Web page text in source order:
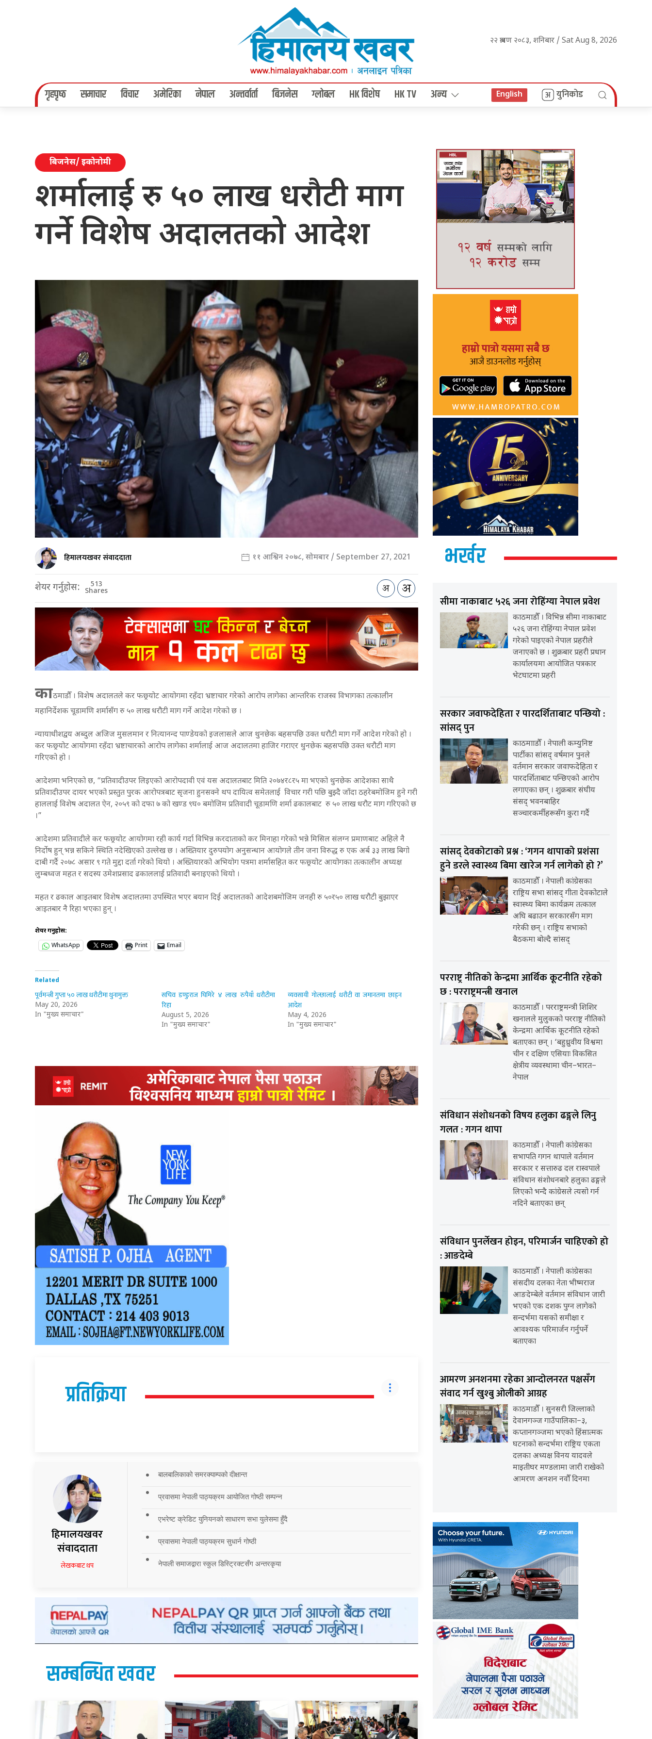
२२ श्रावण २०८३, शनिबार / Sat Aug 8, 2026
गृहपृष्‍ठ समाचार विचार अमेरिका नेपाल अन्तर्वार्ता बिजनेस ग्लोबल HK विशेष HK TV अन्य English युनिकोड
बिजनेस/ इकोनोमी
शर्मालाई रु ५० लाख धरौटी माग
गर्ने विशेष अदालतको आदेश
हिमालयखवर संवाददाता ११ आश्विन २०७८, सोमबार / September 27, 2021
शेयर गर्नुहोस: 513
Shares
काठमाडौँ । विशेष अदालतले कर फछ्र्योट आयोगमा रहँदा भ्रष्टाचार गरेको आरोप लागेका आन्तरिक राजस्व विभागका तत्कालीन
महानिर्देशक चूडामणि शर्मासँग रु ५० लाख धरौटी माग गर्ने आदेश गरेको छ ।
न्यायाधीशद्वय अब्दुल अजिज मुसलमान र नित्यानन्द पाण्डेयको इजलासले आज थुनछेक बहसपछि उक्त धरौटी माग गर्ने आदेश गरेको हो ।
कर फछ्र्योट आयोगमा रहँदा भ्रष्टाचारको आरोप लागेका शर्मालाई आज अदालतमा हाजिर गराएर थुनछेक बहसपछि उक्त धरौटी माग
गरिएको हो ।
आदेशमा भनिएको छ, “प्रतिवादीउपर लिइएको आरोपदावी एवं यस अदालतबाट मिति २०७४र८र५ मा भएको थुनछेक आदेशका साथै
प्रतिवादीउपर दायर भएको प्रस्तुत पुरक आरोपत्रबाट सृजना हुनसक्ने थप दायित्व समेतलाई विचार गरी पछि बुझ्दै जाँदा ठहरेबमोजिम हुने गरी
हाललाई विशेष अदालत ऐन, २०५९ को दफा ७ को खण्ड ९घ० बमोजिम प्रतिवादी चूडामणि शर्मा ढकालबाट रु ५० लाख धरौट माग गरिएको छ
।”
आदेशमा प्रतिवादीले कर फछ्र्योट आयोगमा रही कार्य गर्दा विभिन्न करदाताको कर मिनाहा गरेको भन्ने मिसिल संलग्न प्रमाणबाट अहिले नै
निर्दोष हुन् भन्न सकिने स्थिति नदेखिएको उल्लेख छ । अख्तियार दुरुपयोग अनुसन्धान आयोगले तीन जना विरुद्ध रु एक अर्ब ३३ लाख बिगो
दाबी गर्दै २०७८ असार ९ गते मुद्दा दर्ता गरेको थियो । अख्तियारको अभियोग पत्रमा शर्मासहित कर फछ्र्योट आयोगका तत्कालीन अध्यक्ष
लुम्बध्वज महत र सदस्य उमेशप्रसाद ढकाललाई प्रतिवादी बनाइएको थियो ।
महत र ढकाल आइतबार विशेष अदालतमा उपस्थित भएर बयान दिई अदालतको आदेशबमोजिम जनही रु ५०र५० लाख धरौटी बुझाएर
आइतबार नै रिहा भएका हुन् ।
शेयर गर्नुहोस:
WhatsApp
Print Email
Related
पूर्वमन्त्री गुप्ता ५० लाख धरौटीमा थुनामुक्त
May 20, 2026
In "मुख्य समाचार"
सचिव डण्डुराज घिमिरे ४ लाख रुपैयाँ धरौटीमा
रिहा
August 5, 2026
In "मुख्य समाचार"
व्यवसायी गोल्छालाई धरौटी वा जमानतमा छाड्न
आदेश
May 4, 2026
In "मुख्य समाचार"
प्रतिक्रिया
हिमालयखवर
संवाददाता
लेखकबाट थप
बालबालिकाको समरक्याम्पको दीक्षान्त
प्रवासमा नेपाली पाठ्यक्रम आयोजित गोष्ठी सम्पन्न
एभरेष्ट क्रेडिट युनियनको साधारण सभा युलेसमा हुँदै
प्रवासमा नेपाली पाठ्यक्रम सुधार्न गोष्ठी
नेपाली समाजद्वारा स्कुल डिस्ट्रिक्टसँग अन्तरकृया
सम्बन्धित खवर
भर्खर
सीमा नाकाबाट ५२६ जना रोहिंग्या नेपाल प्रवेश
काठमाडौँ । विभिन्न सीमा नाकाबाट
५२६ जना रोहिंग्या नेपाल प्रवेश
गरेको पाइएको नेपाल प्रहरीले
जनाएको छ । शुक्रबार प्रहरी प्रधान
कार्यालयमा आयोजित पत्रकार
भेटघाटमा प्रहरी
सरकार जवाफदेहिता र पारदर्शिताबाट पन्छियो :
सांसद् पुन
काठमााडौँ । नेपाली कम्युनिष्ट
पार्टीका सांसद् वर्षमान पुनले
वर्तमान सरकार जवाफदेहिता र
पारदर्शिताबाट पन्छिएको आरोप
लगाएका छन् । शुक्रबार संघीय
संसद् भवनबाहिर
सञ्चारकर्मीहरूसँग कुरा गर्दै
सांसद् देवकोटाको प्रश्न : ‘गगन थापाको प्रशंसा
हुने डरले स्वास्थ्य बिमा खारेज गर्न लागेको हो ?’
काठमाडौँ । नेपाली कांग्रेसका
राष्ट्रिय सभा सांसद् गीता देवकोटाले
स्वास्थ्य बिमा कार्यक्रम तत्काल
अघि बढाउन सरकारसँग माग
गरेकी छन् । राष्ट्रिय सभाको
बैठकमा बोल्दै सांसद्
परराष्ट्र नीतिको केन्द्रमा आर्थिक कूटनीति रहेको
छ : परराष्ट्रमन्त्री खनाल
काठमाडौँ । परराष्ट्रमन्त्री शिशिर
खनालले मुलुकको परराष्ट्र नीतिको
केन्द्रमा आर्थिक कूटनीति रहेको
बताएका छन् । ‘बहुध्रुवीय विश्वमा
चीन र दक्षिण एसियाः विकसित
क्षेत्रीय व्यवस्थामा चीन–भारत–
नेपाल
संविधान संशोधनको विषय हलुका ढङ्गले लिनु
गलत : गगन थापा
काठमाडौँ । नेपाली कांग्रेसका
सभापति गगन थापाले वर्तमान
सरकार र सत्तारुढ दल रास्वपाले
संविधान संशोधनबारे हलुका ढङ्गले
लिएको भन्दै कांग्रेसले त्यसो गर्न
नदिने बताएका छन्
संविधान पुनर्लेखन होइन, परिमार्जन चाहिएको हो
: आङदेम्बे
काठमाडौँ । नेपाली कांग्रेसका
संसदीय दलका नेता भीष्मराज
आङदेम्बेले वर्तमान संविधान जारी
भएको एक दशक पुग्न लागेको
सन्दर्भमा यसको समीक्षा र
आवश्यक परिमार्जन गर्नुपर्ने
बताएका
आमरण अनशनमा रहेका आन्दोलनरत पक्षसँग
संवाद गर्न खुश्बु ओलीको आग्रह
काठमाडौँ । सुनसरी जिल्लाको
देवानगञ्ज गाउँपालिका–३,
कप्तानगञ्जमा भएको हिंसात्मक
घटनाको सन्दर्भमा राष्ट्रिय एकता
दलका अध्यक्ष विनय यादवले
माइतीघर मण्डलामा जारी राखेको
आमरण अनशन नवौँ दिनमा